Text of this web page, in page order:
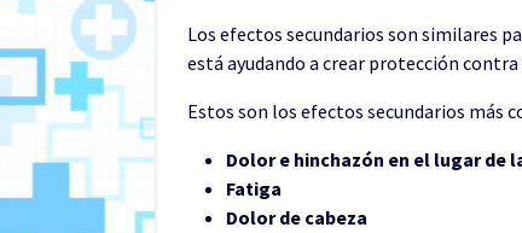
Los efectos secundarios son similares
está ayudando a crear protección
Estos son los efectos secundarios más
Dolor e hinchazón en el lugar de
Fatiga
Dolor de cabeza